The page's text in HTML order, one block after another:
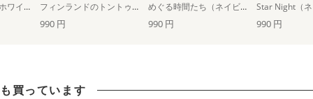
Hyvaa joulua！（ホワイト） フィンランドのトントゥ（ブルー） めぐる時間たち（ネイビー） Star Night（ネ
990 円 990 円 990 円
買っています